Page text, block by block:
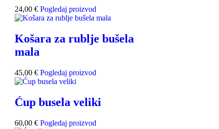
24,00 € Pogledaj proizvod
Košara za rublje bušela
mala
45,00 € Pogledaj proizvod
Ćup busela veliki
60,00 € Pogledaj proizvod